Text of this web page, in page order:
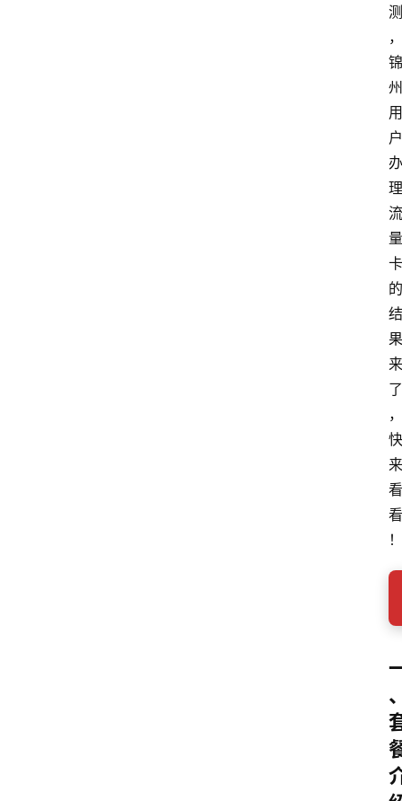
测
，
锦
州
用
户
办
理
流
量
卡
的
结
果
来
了
，
快
来
看
看
！